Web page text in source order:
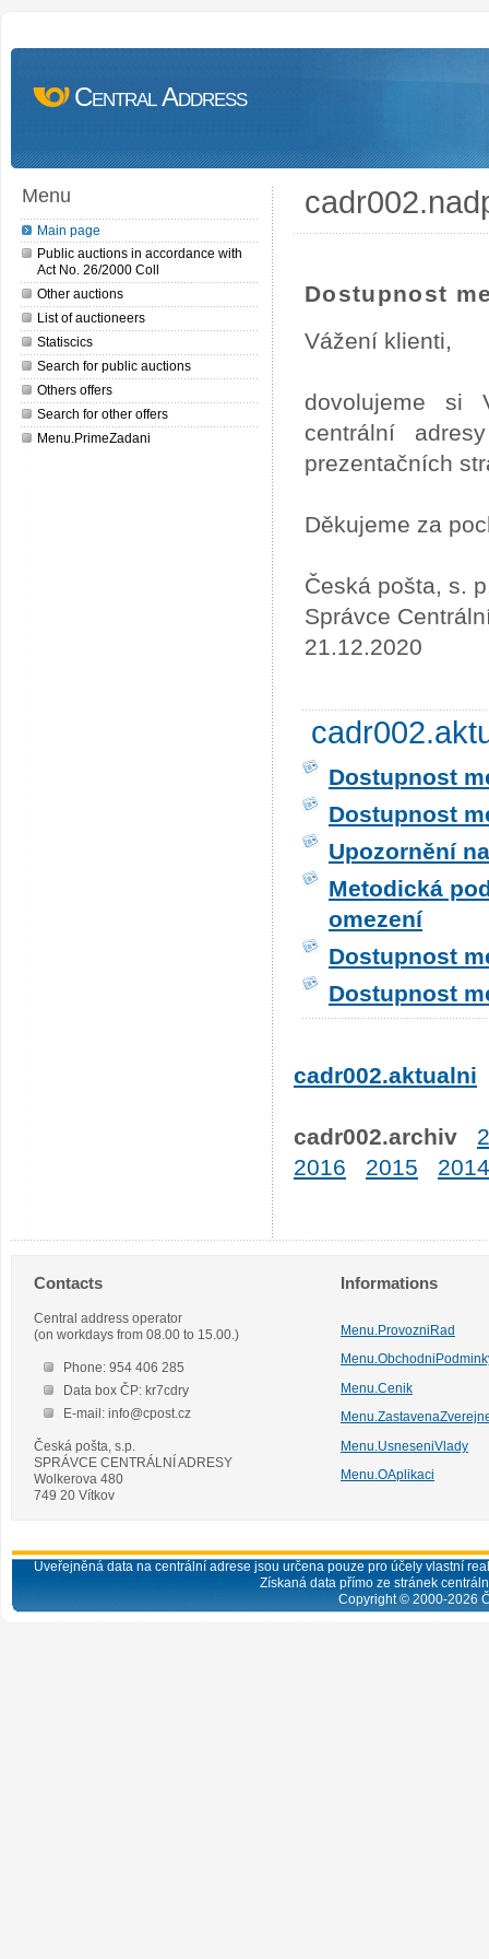
Central Address
Menu
Main page
Public auctions in accordance with
Act No. 26/2000 Coll
Other auctions
List of auctioneers
Statiscics
Search for public auctions
Others offers
Search for other offers
Menu.PrimeZadani
Dostupnost
Vážení klienti,
dovolujeme si
centrální
prezentačních
Děkujeme za
Česká pošta, s.
Správce
21.12.2020
Dostupnost
Dostupnost
Upozornění
Metodická
omezení
Dostupnost
Dostupnost
cadr002.aktualni
cadr002.archiv
2016
2015 2014
Contacts
Central address operator
(on workdays from 08.00 to 15.00.)
Phone: 954 406 285
Data box ČP: kr7cdry
E-mail: info@cpost.cz
Česká pošta, s.p.
SPRÁVCE CENTRÁLNÍ ADRESY
Wolkerova 480
749 20 Vítkov
Informations
Menu.ProvozniRad
Menu.Cenik
Menu.UsneseniVlady
Menu.OAplikaci
Uveřejněná data na centrální adrese jsou určena pouze pro účely vlastní
Získaná data přímo ze stránek
Copyright © 2000-2026